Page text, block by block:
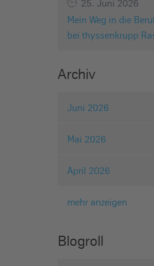
25. Juni 2026
Mein Weg in die
bei thyssenkrupp
Archiv
Juni 2026
Mai 2026
April 2026
mehr anzeigen
Blogroll